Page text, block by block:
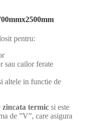
pentru:
sau cailor ferate
altele in functie de
zincata termic si este
de ”V”, care asigura